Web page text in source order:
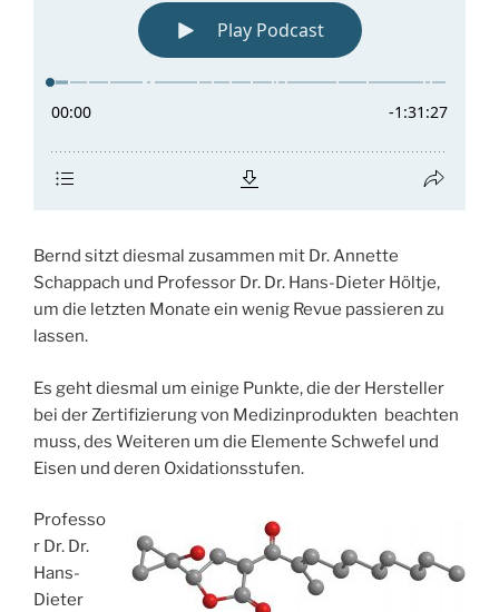
Bernd sitzt diesmal zusammen mit Dr. Annette
Schappach und Professor Dr. Dr. Hans-Dieter Höltje,
um die letzten Monate ein wenig Revue passieren zu
lassen.
Es geht diesmal um einige Punkte, die der Hersteller
bei der Zertifizierung von Medizinprodukten beachten
muss, des Weiteren um die Elemente Schwefel und
Eisen und deren Oxidationsstufen.
Professo
r Dr. Dr.
Hans-
Dieter